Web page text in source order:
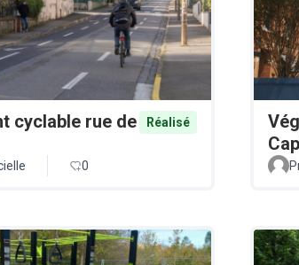
cyclable rue de
Réalisé
0